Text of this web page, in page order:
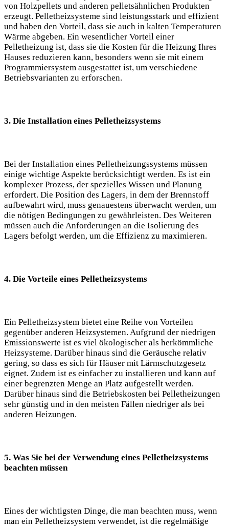
von Holzpellets und anderen pelletsähnlichen Produkten
erzeugt. Pelletheizsysteme sind leistungsstark und effizient
und haben den Vorteil, dass sie auch in kalten Temperaturen
Wärme abgeben. Ein wesentlicher Vorteil einer
Pelletheizung ist, dass sie die Kosten für die Heizung Ihres
Hauses reduzieren kann, besonders wenn sie mit einem
Programmiersystem ausgestattet ist, um verschiedene
Betriebsvarianten zu erforschen.
3. Die Installation eines Pelletheizsystems
Bei der Installation eines Pelletheizungssystems müssen
einige wichtige Aspekte berücksichtigt werden. Es ist ein
komplexer Prozess, der spezielles Wissen und Planung
erfordert. Die Position des Lagers, in dem der Brennstoff
aufbewahrt wird, muss genauestens überwacht werden, um
die nötigen Bedingungen zu gewährleisten. Des Weiteren
müssen auch die Anforderungen an die Isolierung des
Lagers befolgt werden, um die Effizienz zu maximieren.
4. Die Vorteile eines Pelletheizsystems
Ein Pelletheizsystem bietet eine Reihe von Vorteilen
gegenüber anderen Heizsystemen. Aufgrund der niedrigen
Emissionswerte ist es viel ökologischer als herkömmliche
Heizsysteme. Darüber hinaus sind die Geräusche relativ
gering, so dass es sich für Häuser mit Lärmschutzgesetz
eignet. Zudem ist es einfacher zu installieren und kann auf
einer begrenzten Menge an Platz aufgestellt werden.
Darüber hinaus sind die Betriebskosten bei Pelletheizungen
sehr günstig und in den meisten Fällen niedriger als bei
anderen Heizungen.
5. Was Sie bei der Verwendung eines Pelletheizsystems
beachten müssen
Eines der wichtigsten Dinge, die man beachten muss, wenn
man ein Pelletheizsystem verwendet, ist die regelmäßige